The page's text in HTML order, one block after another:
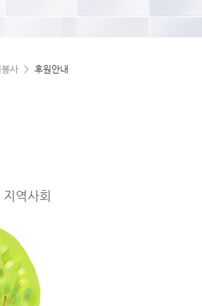
사 > 후원안내
역사회